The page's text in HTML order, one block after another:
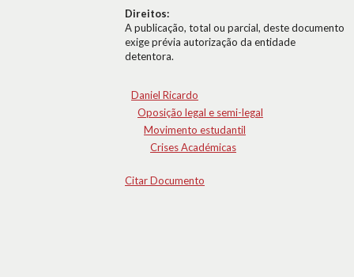
Direitos:
A publicação, total ou parcial, deste documento
exige prévia autorização da entidade
detentora.
Daniel Ricardo
Oposição legal e semi-legal
Movimento estudantil
Crises Académicas
Citar Documento